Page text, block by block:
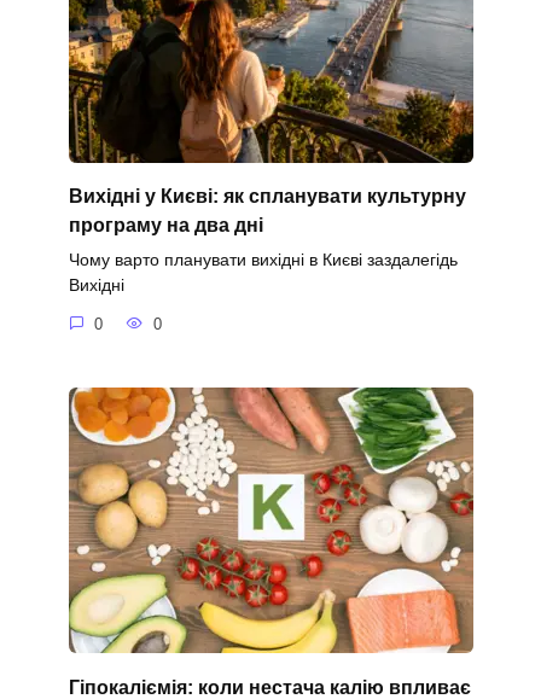
Вихідні у Києві: як спланувати культурну
програму на два дні
Чому варто планувати вихідні в Києві заздалегідь
Вихідні
0 0
Гіпокаліємія: коли нестача калію впливає